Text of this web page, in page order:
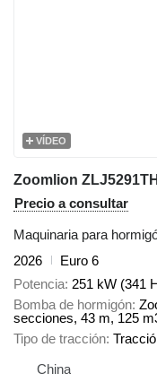
VÍDEO
Precio a consultar
Maquinaria para
2026
Euro 6
Potencia 251 kW (341
Bomba de hormigón
secciones, 43 m, 125
Tipo de tracción
China